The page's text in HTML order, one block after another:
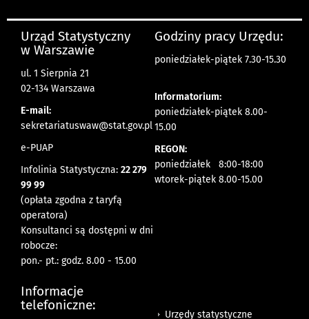
Urząd Statystyczny
w Warszawie
ul. 1 Sierpnia 21
02-134 Warszawa
E-mail:
sekretariatuswaw@stat.gov.pl
e-PUAP
Infolinia Statystyczna: 22 279
99 99
(opłata zgodna z taryfą
operatora)
Konsultanci są dostępni w dni
robocze:
pon.- pt.: godz. 8.00 - 15.00
Godziny pracy Urzędu:
poniedziałek-piątek 7.30-15.30
Informatorium:
poniedziałek-piątek 8.00-
15.00
REGON:
poniedziałek 8:00-18:00
wtorek-piątek 8.00-15.00
Informacje
telefoniczne:
Urzędy statystyczne